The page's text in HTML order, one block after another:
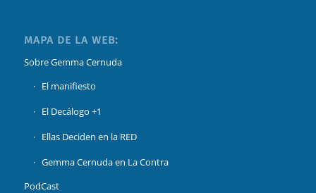
MAPA DE LA WEB:
Sobre Gemma Cernuda
El manifiesto
El Decálogo +1
Ellas Deciden en la RED
Gemma Cernuda en La Contra
PodCast